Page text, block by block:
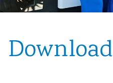
Download